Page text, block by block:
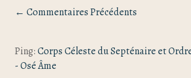
← Commentaires Précédents
Ping:Corps Céleste du Septénaire et
- Osé Âme